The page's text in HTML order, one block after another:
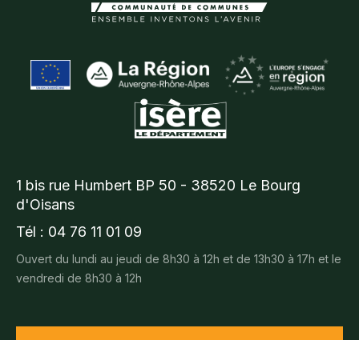
1 bis rue Humbert BP 50 - 38520 Le Bourg
d'Oisans
Tél : 04 76 11 01 09
Ouvert du lundi au jeudi de 8h30 à 12h et de 13h30 à 17h et le
vendredi de 8h30 à 12h